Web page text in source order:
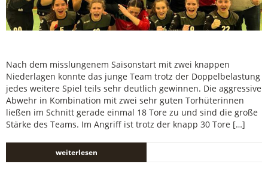
Nach dem misslungenem Saisonstart mit zwei knappen
Niederlagen konnte das junge Team trotz der Doppelbelastung
jedes weitere Spiel teils sehr deutlich gewinnen. Die aggressive
Abwehr in Kombination mit zwei sehr guten Torhüterinnen
ließen im Schnitt gerade einmal 18 Tore zu und sind die große
Stärke des Teams. Im Angriff ist trotz der knapp 30 Tore […]
weiterlesen